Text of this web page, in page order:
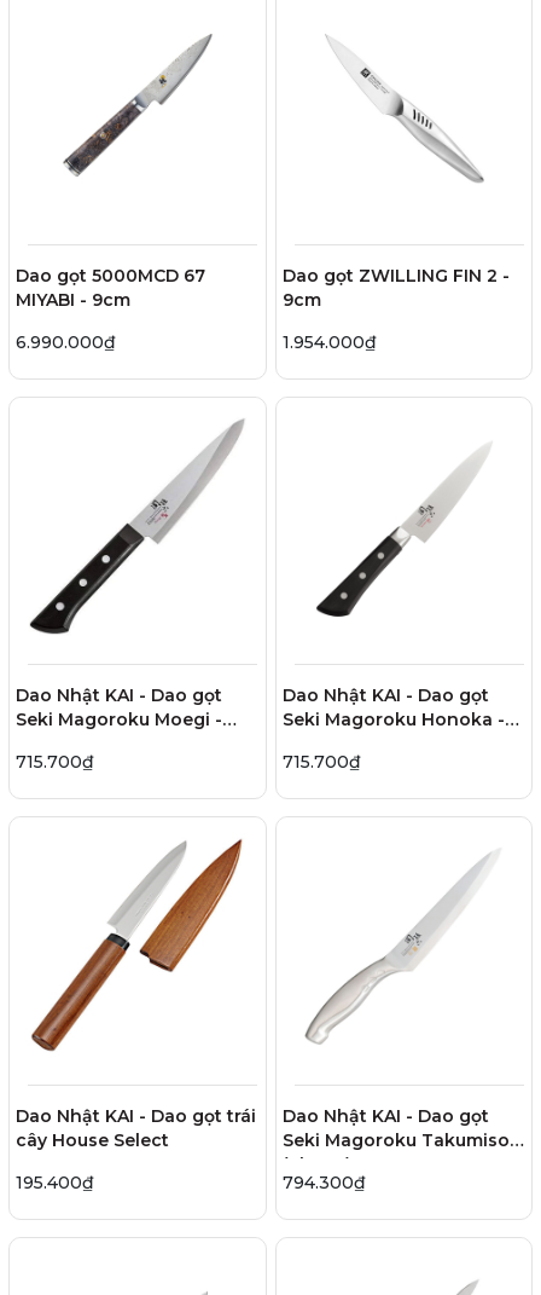
Dao gọt 5000MCD 67
MIYABI - 9cm
6.990.000₫
Dao gọt ZWILLING FIN 2 -
9cm
1.954.000₫
Dao Nhật KAI - Dao gọt
Seki Magoroku Moegi -
715.700₫
Dao Nhật KAI - Dao gọt
Seki Magoroku Honoka -
715.700₫
Dao Nhật KAI - Dao gọt trái
cây House Select
195.400₫
Dao Nhật KAI - Dao gọt
Seki Magoroku Takumiso
(Shoso) - 12cm
794.300₫